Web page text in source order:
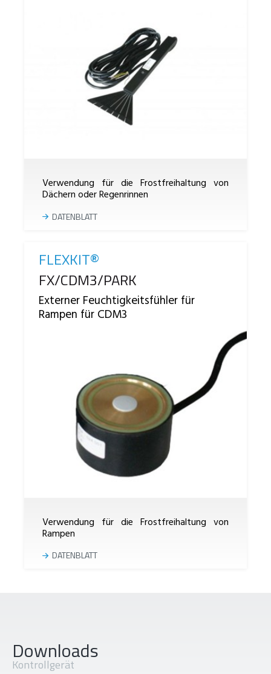
Verwendung für die Frostfreihaltung von
Dächern oder Regenrinnen
DATENBLATT
FLEXKIT®
Reference
FX/CDM3/PARK
Externer Feuchtigkeitsfühler für
Rampen für CDM3
Verwendung für die Frostfreihaltung von
Rampen
DATENBLATT
Downloads
Kontrollgerät